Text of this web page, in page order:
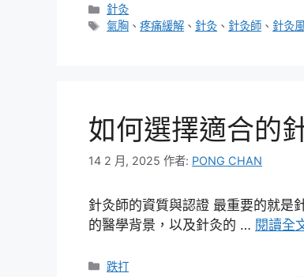
分
類
針灸
標
氣胸 、疼痛緩解 、 針灸 、 針灸師 、 針灸
如何選擇適合的
14 2 月, 2025 作者: PONG CHAN
針灸師的資質與認證 最重要的就是
的醫學背景，以及針灸的 … 閱讀全
分
跌打